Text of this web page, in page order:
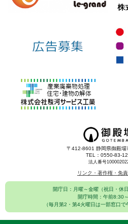
〒412-8601 静岡県御殿場
TEL：0550-83-
法人番号
リンク・著作権・免
開庁日：月曜～金曜（祝日・休
開庁時間：午前8:30
（毎月第2・第4火曜日は一部窓口